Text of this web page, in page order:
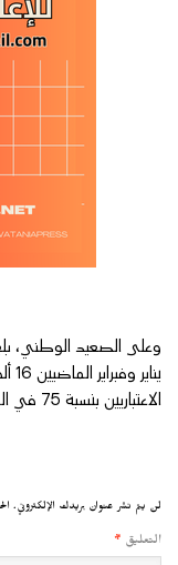
وعلى الصعيد الوطني،
الاعتباريين بنسبة 75 في المائة و الأشخاص الذاتيين بنسبة 25 في المائة.
لن يتم نشر عنوان بريدك الإلكتروني.
التعليق *